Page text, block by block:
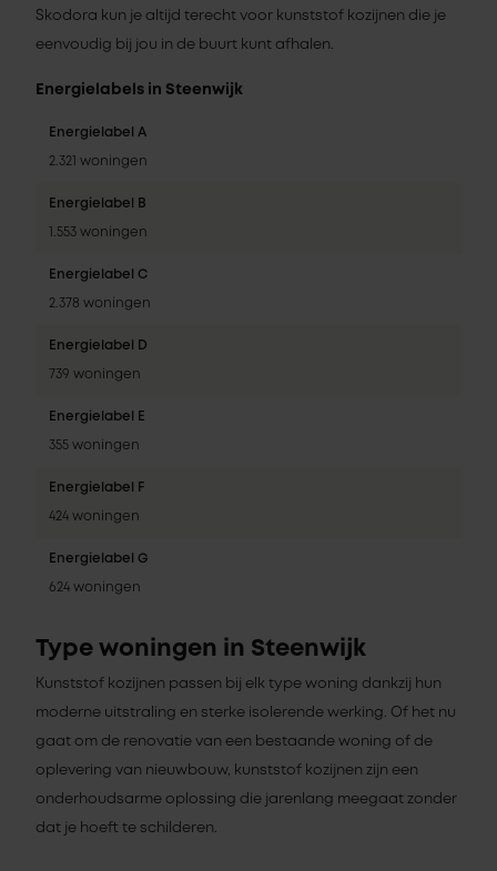
Skodora kun je altijd terecht voor kunststof kozijnen die je
eenvoudig bij jou in de buurt kunt afhalen.
Energielabels in Steenwijk
Energielabel A
2.321 woningen
Energielabel B
1.553 woningen
Energielabel C
2.378 woningen
Energielabel D
739 woningen
Energielabel E
355 woningen
Energielabel F
424 woningen
Energielabel G
624 woningen
Type woningen in Steenwijk
Kunststof kozijnen passen bij elk type woning dankzij hun
moderne uitstraling en sterke isolerende werking. Of het nu
gaat om de renovatie van een bestaande woning of de
oplevering van nieuwbouw, kunststof kozijnen zijn een
onderhoudsarme oplossing die jarenlang meegaat zonder
dat je hoeft te schilderen.